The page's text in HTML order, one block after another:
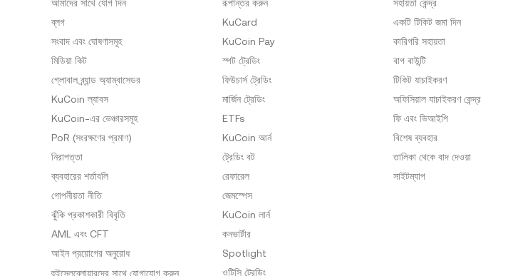
আমাদের সাথে যোগ দিন
ব্লগ
সংবাদ এবং ঘোষণাসমূহ
মিডিয়া কিট
গ্লোবাল ব্র্যান্ড অ্যাম্বাসেডর
KuCoin ল্যাবস
KuCoin-এর ভেঞ্চারসমূহ
PoR (সংরক্ষণের প্রমাণ)
নিরাপত্তা
ব্যবহারের শর্তাবলি
গোপনীয়তা নীতি
ঝুঁকি প্রকাশকারী বিবৃতি
AML এবং CFT
আইন প্রয়োগের অনুরোধ
হুইসেলব্লোয়ারদের সাথে যোগাযোগ করুন
রূপান্তর করুন
KuCard
KuCoin Pay
স্পট ট্রেডিং
ফিউচার্স ট্রেডিং
মার্জিন ট্রেডিং
ETFs
KuCoin আর্ন
ট্রেডিং বট
রেফারেল
জেমস্পেস
KuCoin লার্ন
কনভার্টার
Spotlight
ওটিসি ট্রেডিং
সহায়তা কেন্দ্র
একটি টিকিট জমা দিন
কারিগরি সহায়তা
বাগ বাউন্টি
টিকিট যাচাইকরণ
অফিসিয়াল যাচাইকরণ কেন্দ্র
ফি এবং ভিআইপি
বিশেষ ব্যবহার
তালিকা থেকে বাদ দেওয়া
সাইটম্যাপ